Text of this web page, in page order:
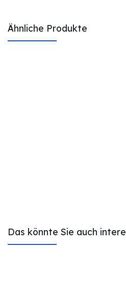
Ähnliche Produkte
Das könnte Sie auch